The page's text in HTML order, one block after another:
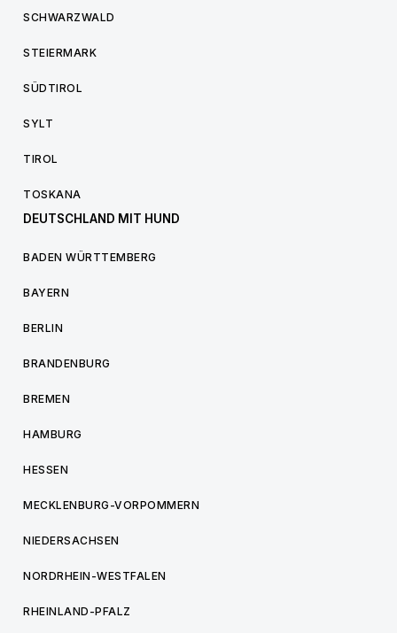
SCHWARZWALD
STEIERMARK
SÜDTIROL
SYLT
TIROL
TOSKANA
DEUTSCHLAND MIT HUND
BADEN WÜRTTEMBERG
BAYERN
BERLIN
BRANDENBURG
BREMEN
HAMBURG
HESSEN
MECKLENBURG-VORPOMMERN
NIEDERSACHSEN
NORDRHEIN-WESTFALEN
RHEINLAND-PFALZ